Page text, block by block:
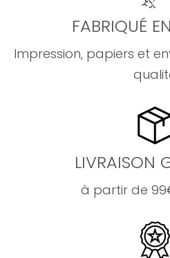
FABRIQUÉ
Impression, papiers et
LIVRAISON
à partir de